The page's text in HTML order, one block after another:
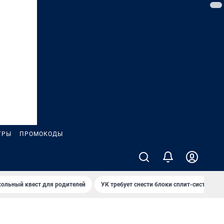
ПРОМОКОДЫ
квест для родителей УК требует снести блоки сплит-систем